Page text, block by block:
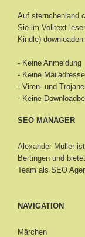
Auf
Sie im Volltext
Kindle) downloaden
- Keine Anmeldung
- Keine Mailadresse
- Viren- und
- Keine
SEO MANAGER
Alexander Müller
Bertingen und
Team als SEO
NAVIGATION
Märchen